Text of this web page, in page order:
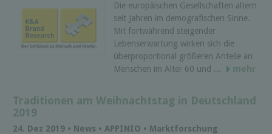
Die europäischen Gesellschaften altern
seit Jahren im demografischen Sinne.
Mit fortwährend steigender
Lebenserwartung wirken sich die
überproportional größeren Anteile an
Menschen im Alter 60 und ...
mehr
Traditionen am Weihnachtstag in Deutschland
2019
24. Dez 2019 • News • APPINIO • Marktforschung